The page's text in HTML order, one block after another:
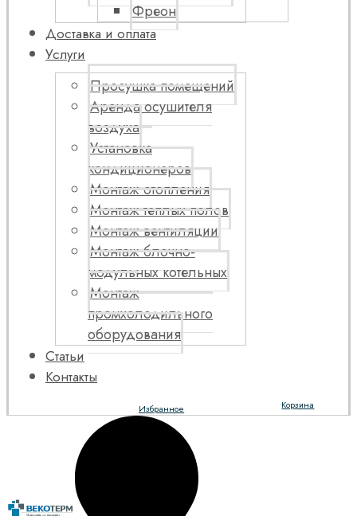
Фреон
Доставка и оплата
Услуги
Просушка помещений
Аренда осушителя
воздуха
Установка
кондиционеров
Монтаж отопления
Монтаж теплых полов
Монтаж вентиляции
Монтаж блочно-
модульных котельных
Монтаж
промхолодильного
оборудования
Статьи
Контакты
Корзина
Избранное